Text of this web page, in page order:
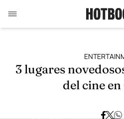
3 lugares
del cine